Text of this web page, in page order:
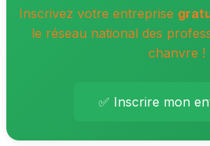
Inscrivez votre entreprise
le réseau national des
chanvre !
✅ Inscrire mon